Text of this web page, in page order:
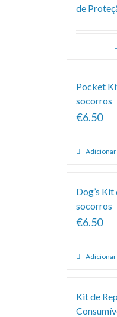
de
Pocket
socorros
€6.50
Adicionar
Dog’s
socorros
€6.50
Adicionar
Kit de